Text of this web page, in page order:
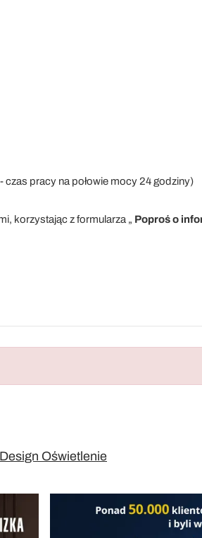
pracy na połowie mocy 24 godziny)
korzystając z formularza „ Poproś o
Design Oświetlenie